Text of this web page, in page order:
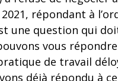
répondant à
une question qui
vous répondre
de travail
déjà répondu à